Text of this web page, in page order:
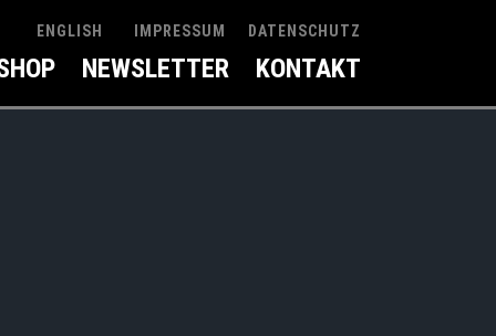
ENGLISH IMPRESSUM DATENSCHUTZ
NEWSLETTER KONTAKT